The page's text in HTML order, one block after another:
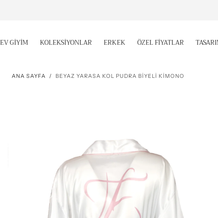
EV GİYİM KOLEKSİYONLAR ERKEK ÖZEL FİYATLAR
ANA SAYFA / BEYAZ YARASA KOL PUDRA BİYELİ KİMONO